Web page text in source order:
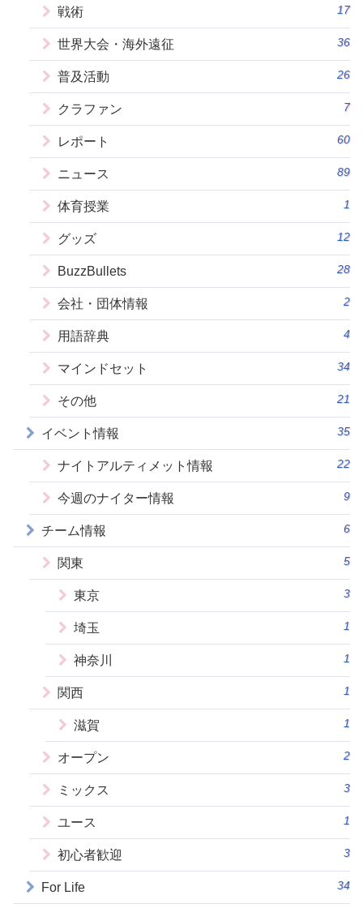
戦術 17
世界大会・海外遠征 36
普及活動 26
クラファン 7
レポート 60
ニュース 89
体育授業 1
グッズ 12
BuzzBullets 28
会社・団体情報 2
用語辞典 4
マインドセット 34
その他 21
イベント情報 35
ナイトアルティメット情報 22
今週のナイター情報 9
チーム情報 6
関東 5
東京 3
埼玉 1
神奈川 1
関西 1
滋賀 1
オープン 2
ミックス 3
ユース 1
初心者歓迎 3
For Life 34